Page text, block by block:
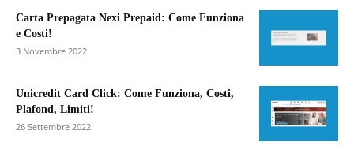
Carta Prepagata Nexi Prepaid: Come Funziona
e Costi!
3 Novembre 2022
Unicredit Card Click: Come Funziona, Costi,
Plafond, Limiti!
26 Settembre 2022